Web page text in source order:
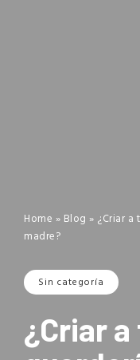
Home » Blog » ¿Criar a
madre?
Sin categoría
¿Criar